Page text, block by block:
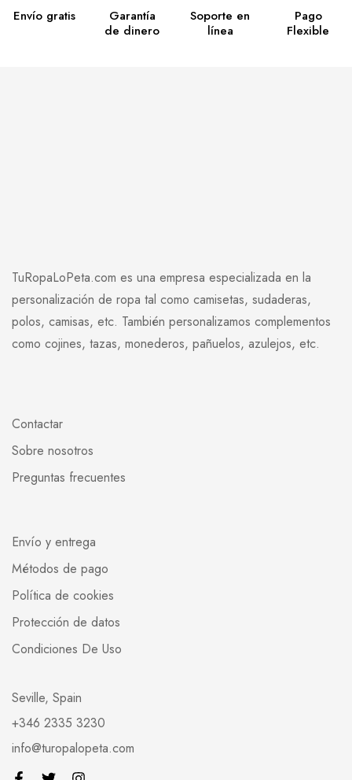
Envío gratis
Garantía
de dinero
Soporte en
línea
Pago
Flexible
TuRopaLoPeta.com es una empresa especializada en la
personalización de ropa tal como camisetas, sudaderas,
polos, camisas, etc. También personalizamos complementos
como cojines, tazas, monederos, pañuelos, azulejos, etc.
Contactar
Sobre nosotros
Preguntas frecuentes
Envío y entrega
Métodos de pago
Política de cookies
Protección de datos
Condiciones De Uso
Seville, Spain
+346 2335 3230
info@turopalopeta.com